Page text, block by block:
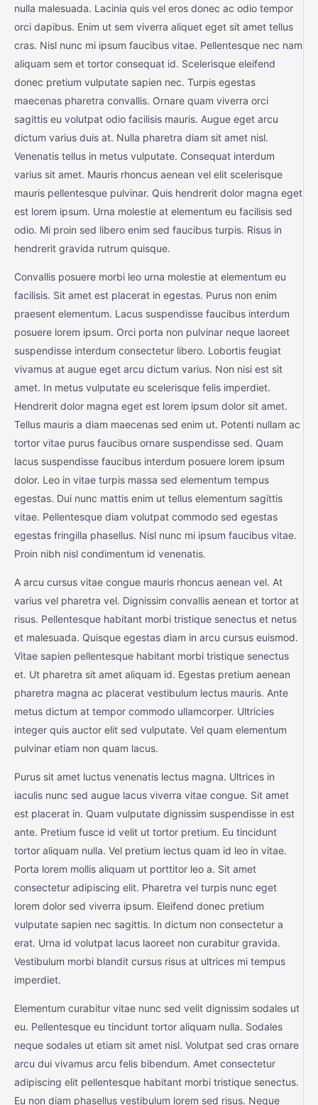
nulla malesuada. Lacinia quis vel eros donec ac odio tempor
orci dapibus. Enim ut sem viverra aliquet eget sit amet tellus
cras. Nisl nunc mi ipsum faucibus vitae. Pellentesque nec nam
aliquam sem et tortor consequat id. Scelerisque eleifend
donec pretium vulputate sapien nec. Turpis egestas
maecenas pharetra convallis. Ornare quam viverra orci
sagittis eu volutpat odio facilisis mauris. Augue eget arcu
dictum varius duis at. Nulla pharetra diam sit amet nisl.
Venenatis tellus in metus vulputate. Consequat interdum
varius sit amet. Mauris rhoncus aenean vel elit scelerisque
mauris pellentesque pulvinar. Quis hendrerit dolor magna eget
est lorem ipsum. Urna molestie at elementum eu facilisis sed
odio. Mi proin sed libero enim sed faucibus turpis. Risus in
hendrerit gravida rutrum quisque.
Convallis posuere morbi leo urna molestie at elementum eu
facilisis. Sit amet est placerat in egestas. Purus non enim
praesent elementum. Lacus suspendisse faucibus interdum
posuere lorem ipsum. Orci porta non pulvinar neque laoreet
suspendisse interdum consectetur libero. Lobortis feugiat
vivamus at augue eget arcu dictum varius. Non nisi est sit
amet. In metus vulputate eu scelerisque felis imperdiet.
Hendrerit dolor magna eget est lorem ipsum dolor sit amet.
Tellus mauris a diam maecenas sed enim ut. Potenti nullam ac
tortor vitae purus faucibus ornare suspendisse sed. Quam
lacus suspendisse faucibus interdum posuere lorem ipsum
dolor. Leo in vitae turpis massa sed elementum tempus
egestas. Dui nunc mattis enim ut tellus elementum sagittis
vitae. Pellentesque diam volutpat commodo sed egestas
egestas fringilla phasellus. Nisl nunc mi ipsum faucibus vitae.
Proin nibh nisl condimentum id venenatis.
A arcu cursus vitae congue mauris rhoncus aenean vel. At
varius vel pharetra vel. Dignissim convallis aenean et tortor at
risus. Pellentesque habitant morbi tristique senectus et netus
et malesuada. Quisque egestas diam in arcu cursus euismod.
Vitae sapien pellentesque habitant morbi tristique senectus
et. Ut pharetra sit amet aliquam id. Egestas pretium aenean
pharetra magna ac placerat vestibulum lectus mauris. Ante
metus dictum at tempor commodo ullamcorper. Ultricies
integer quis auctor elit sed vulputate. Vel quam elementum
pulvinar etiam non quam lacus.
Purus sit amet luctus venenatis lectus magna. Ultrices in
iaculis nunc sed augue lacus viverra vitae congue. Sit amet
est placerat in. Quam vulputate dignissim suspendisse in est
ante. Pretium fusce id velit ut tortor pretium. Eu tincidunt
tortor aliquam nulla. Vel pretium lectus quam id leo in vitae.
Porta lorem mollis aliquam ut porttitor leo a. Sit amet
consectetur adipiscing elit. Pharetra vel turpis nunc eget
lorem dolor sed viverra ipsum. Eleifend donec pretium
vulputate sapien nec sagittis. In dictum non consectetur a
erat. Urna id volutpat lacus laoreet non curabitur gravida.
Vestibulum morbi blandit cursus risus at ultrices mi tempus
imperdiet.
Elementum curabitur vitae nunc sed velit dignissim sodales ut
eu. Pellentesque eu tincidunt tortor aliquam nulla. Sodales
neque sodales ut etiam sit amet nisl. Volutpat sed cras ornare
arcu dui vivamus arcu felis bibendum. Amet consectetur
adipiscing elit pellentesque habitant morbi tristique senectus.
Eu non diam phasellus vestibulum lorem sed risus. Neque